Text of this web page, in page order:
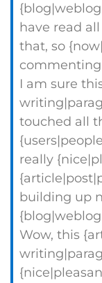
have read all
that, so
commenting
I am sure
touched all
really
building up
Wow, this